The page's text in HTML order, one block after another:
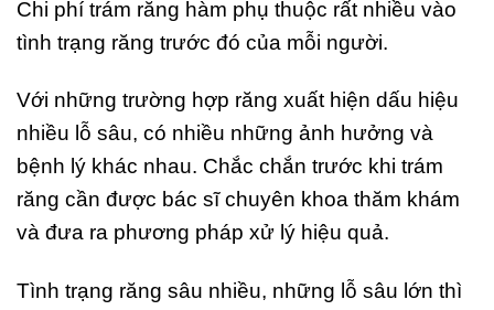
Chi phí trám răng hàm phụ thuộc rất nhiều vào
tình trạng răng trước đó của mỗi người.
Với những trường hợp răng xuất hiện dấu hiệu
nhiều lỗ sâu, có nhiều những ảnh hưởng và
bệnh lý khác nhau. Chắc chắn trước khi trám
răng cần được bác sĩ chuyên khoa thăm khám
và đưa ra phương pháp xử lý hiệu quả.
Tình trạng răng sâu nhiều, những lỗ sâu lớn thì